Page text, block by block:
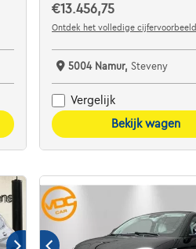
€13.456,75
Ontdek het volledige cijfervoorbeeld
5004 Namur,Steveny
Vergelijk
Bekijk wagen